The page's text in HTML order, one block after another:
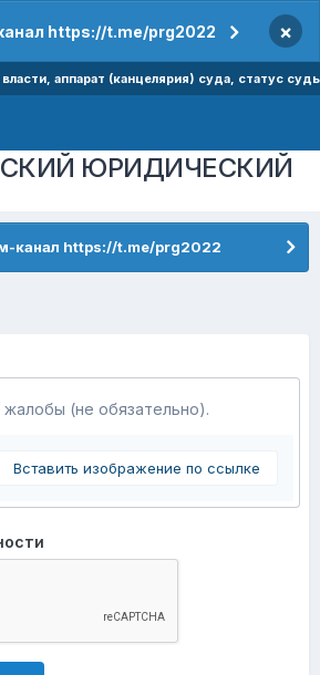
https://t.me/prg2022 ×
аппарат (канцелярия) суда, статус
ЮРИДИЧЕСКИЙ
канал https://t.me/prg2022
(не обязательно).
Вставить изображение по ссылке